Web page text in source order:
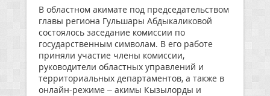
В областном акимате под председательством
главы региона Гульшары Абдыкаликовой
состоялось заседание комиссии по
государственным символам. В его работе
приняли участие члены комиссии,
руководители областных управлений и
территориальных департаментов, а также в
онлайн-режиме – акимы Кызылорды и